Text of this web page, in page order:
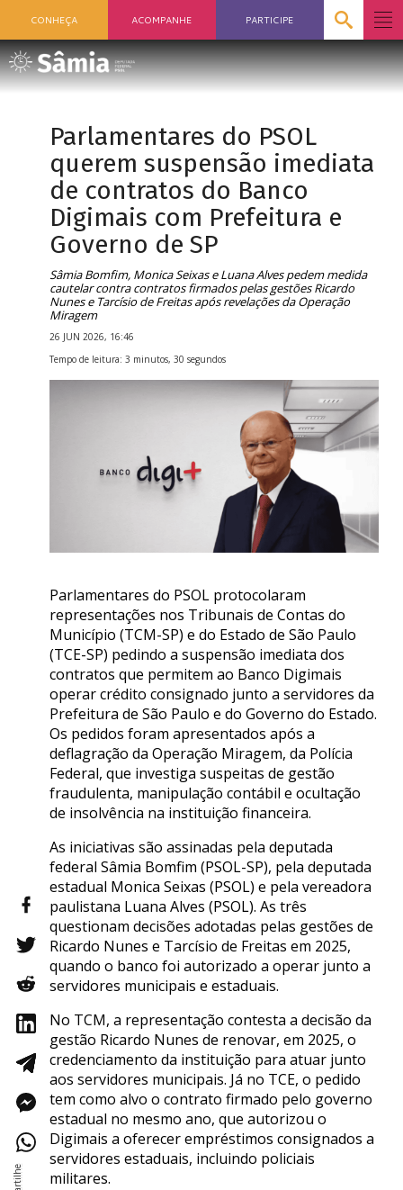
CONHEÇA ACOMPANHE PARTICIPE
Parlamentares do PSOL
querem suspensão imediata
de contratos do Banco
Digimais com Prefeitura e
Governo de SP
Sâmia Bomfim, Monica Seixas e Luana Alves pedem medida
cautelar contra contratos firmados pelas gestões Ricardo
Nunes e Tarcísio de Freitas após revelações da Operação
Miragem
26 JUN 2026, 16:46
Tempo de leitura: 3 minutos, 30 segundos
Parlamentares do PSOL protocolaram
representações nos Tribunais de Contas do
Município (TCM-SP) e do Estado de São Paulo
(TCE-SP) pedindo a suspensão imediata dos
contratos que permitem ao Banco Digimais
operar crédito consignado junto a servidores da
Prefeitura de São Paulo e do Governo do Estado.
Os pedidos foram apresentados após a
deflagração da Operação Miragem, da Polícia
Federal, que investiga suspeitas de gestão
fraudulenta, manipulação contábil e ocultação
de insolvência na instituição financeira.
As iniciativas são assinadas pela deputada
federal Sâmia Bomfim (PSOL-SP), pela deputada
estadual Monica Seixas (PSOL) e pela vereadora
paulistana Luana Alves (PSOL). As três
questionam decisões adotadas pelas gestões de
Ricardo Nunes e Tarcísio de Freitas em 2025,
quando o banco foi autorizado a operar junto a
servidores municipais e estaduais.
No TCM, a representação contesta a decisão da
gestão Ricardo Nunes de renovar, em 2025, o
credenciamento da instituição para atuar junto
aos servidores municipais. Já no TCE, o pedido
tem como alvo o contrato firmado pelo governo
estadual no mesmo ano, que autorizou o
Digimais a oferecer empréstimos consignados a
servidores estaduais, incluindo policiais
militares.